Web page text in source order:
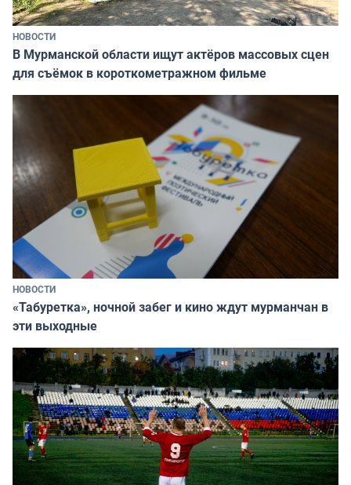
НОВОСТИ
В Мурманской области ищут актёров массовых сцен
для съёмок в короткометражном фильме
НОВОСТИ
«Табуретка», ночной забег и кино ждут мурманчан в
эти выходные